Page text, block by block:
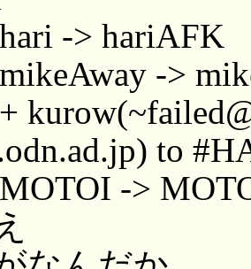
-> hariAFK
->
to
->